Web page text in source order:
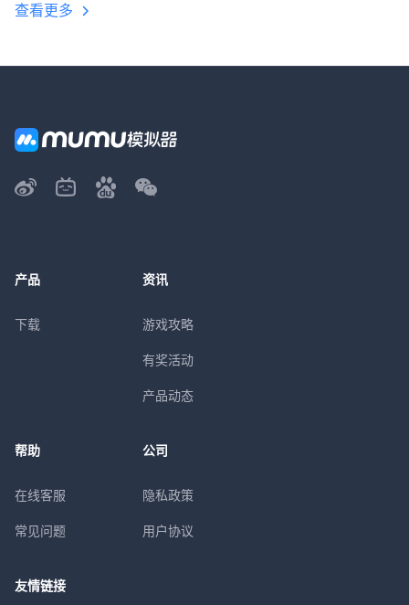
查看更多
产品
下载
资讯
游戏攻略
有奖活动
产品动态
帮助
在线客服
常见问题
公司
隐私政策
用户协议
友情链接